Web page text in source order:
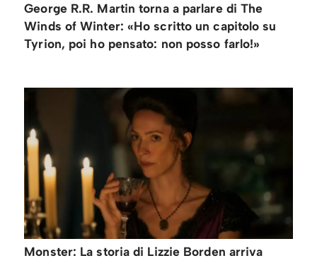
George R.R. Martin torna a parlare di The
Winds of Winter: «Ho scritto un capitolo su
Tyrion, poi ho pensato: non posso farlo!»
Monster: La storia di Lizzie Borden arriva